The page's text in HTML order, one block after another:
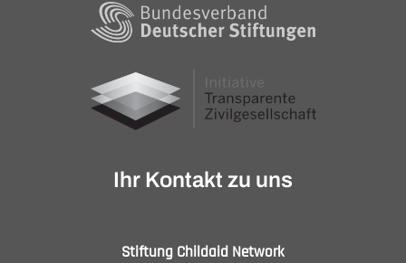
Ihr Kontakt zu uns
Stiftung Childaid Network